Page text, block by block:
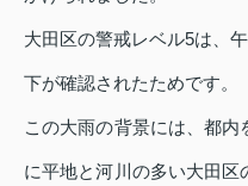
大田区の警戒レベル5は、
下が確認されたためです。
この大雨の背景には、都
に平地と河川の多い大田